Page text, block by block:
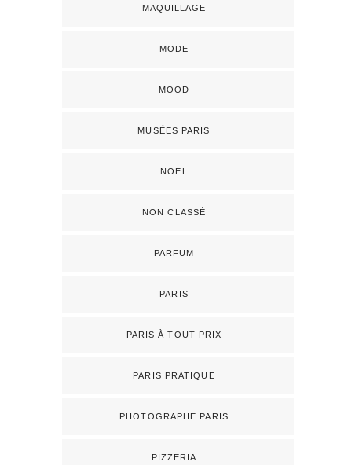
MAQUILLAGE
MODE
MOOD
MUSÉES PARIS
NOËL
NON CLASSÉ
PARFUM
PARIS
PARIS À TOUT PRIX
PARIS PRATIQUE
PHOTOGRAPHE PARIS
PIZZERIA